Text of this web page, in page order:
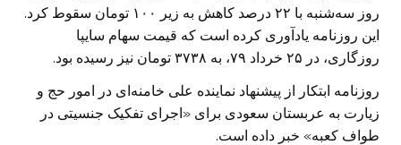
روز سه‌شنبه با ۲۲ درصد کاهش به زیر ۱۰۰ تومان سقوط کرد.
این روزنامه یادآوری کرده است که قیمت سهام سایپا
روزگاری، در ۲۵ خرداد ۷۹، به ۳۷۳۸ تومان نیز رسیده بود.
روزنامه ابتکار از پیشنهاد نماینده علی خامنه‌ای در امور حج و
زیارت به عربستان سعودی برای «اجرای تفکیک جنسیتی در
طواف کعبه» خبر داده است.